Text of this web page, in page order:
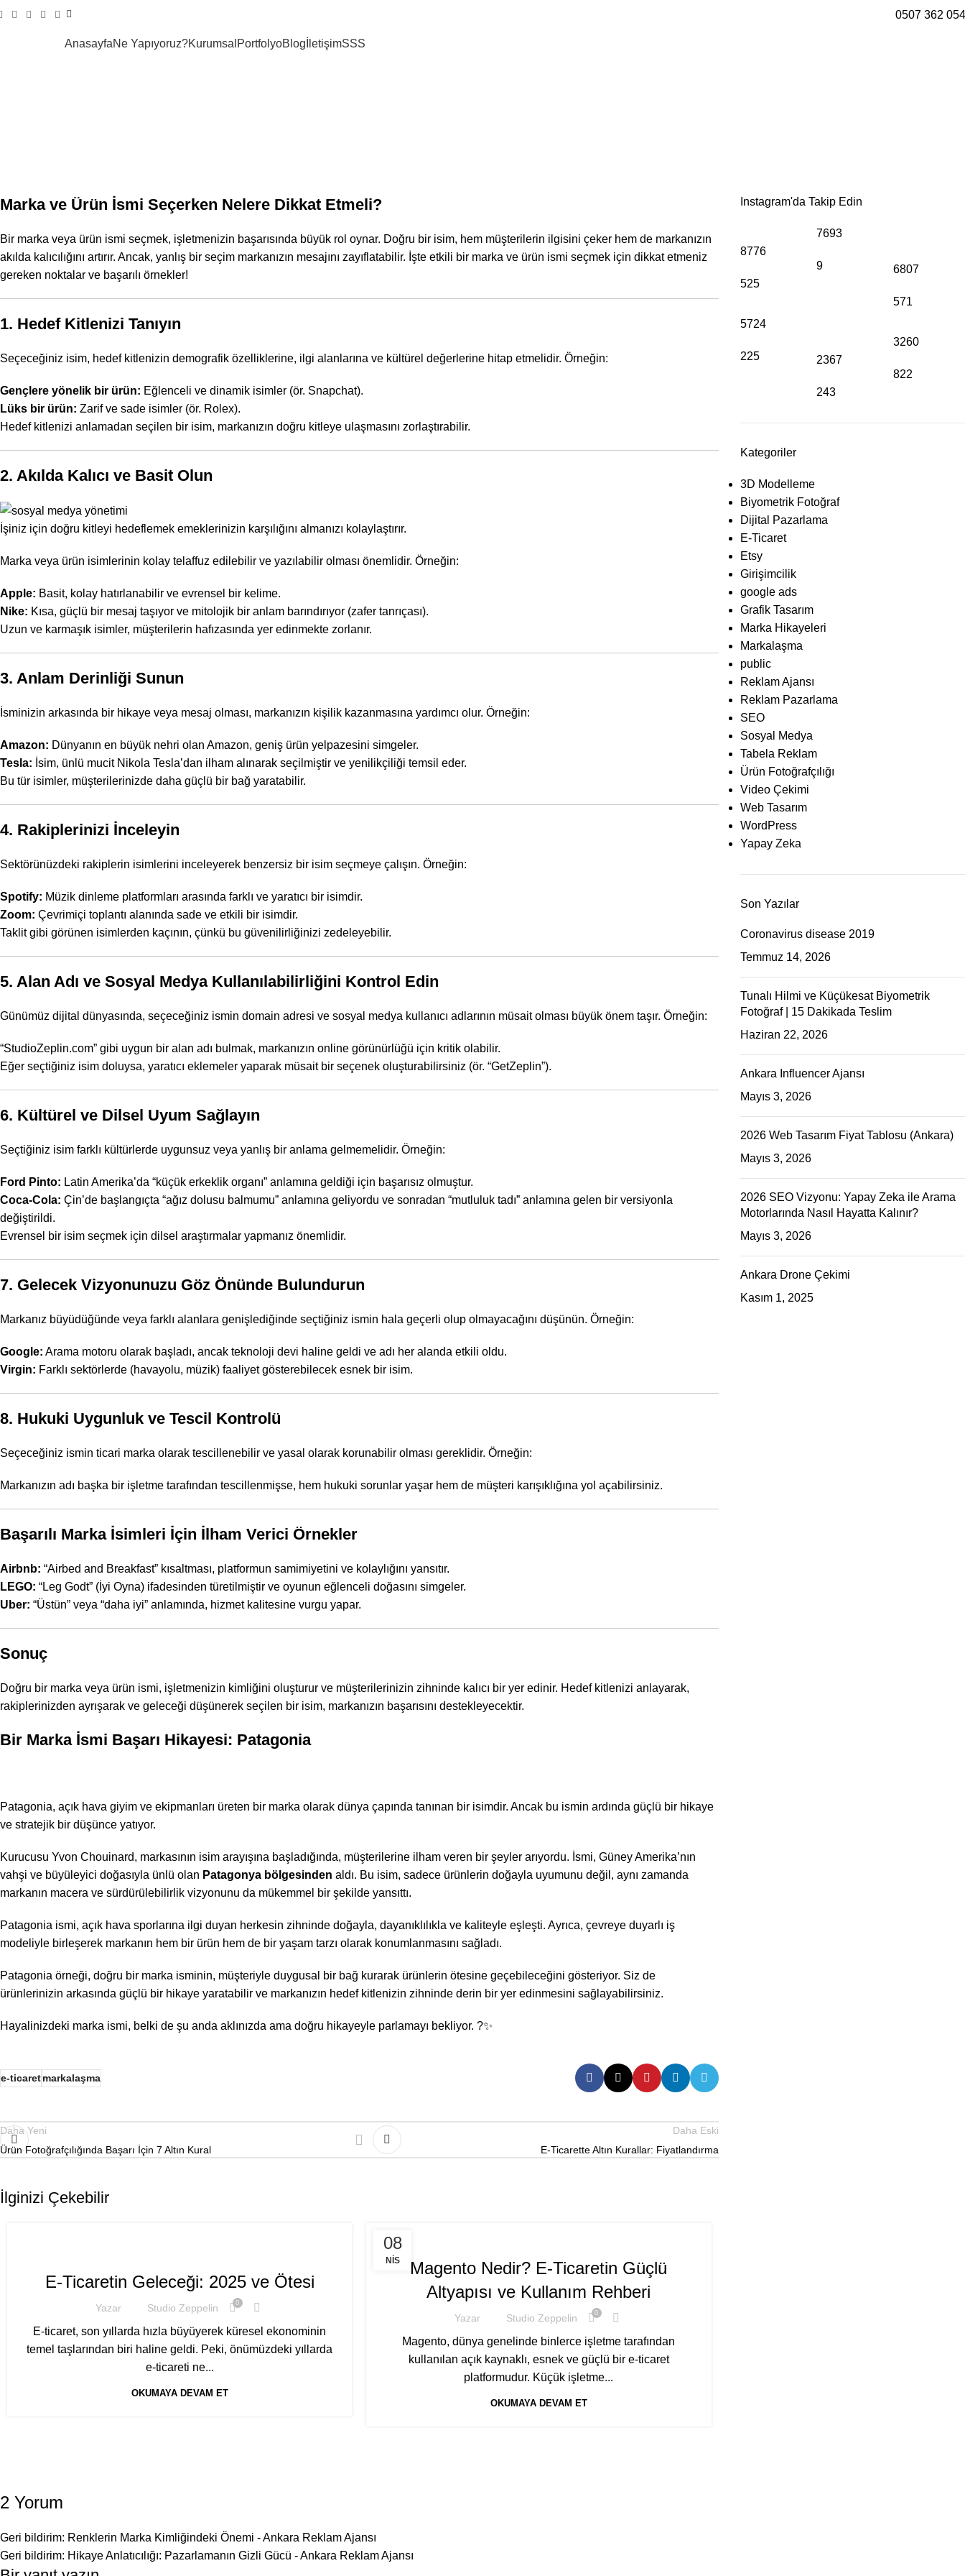
0507 362
AnasayfaNe Yapıyoruz?Kurumsal PortfolyoBlog İletişimSSS
Marka ve Ürün İsmi Seçerken Nelere Dikkat Etmeli?
Bir marka veya ürün ismi seçmek, işletmenizin başarısında büyük rol oynar. Doğru bir isim, hem müşterilerin ilgisini çeker hem de markanızın
akılda kalıcılığını artırır. Ancak, yanlış bir seçim markanızın mesajını zayıflatabilir. İşte etkili bir marka ve ürün ismi seçmek için dikkat etmeniz
gereken noktalar ve başarılı örnekler!
1. Hedef Kitlenizi Tanıyın
Seçeceğiniz isim, hedef kitlenizin demografik özelliklerine, ilgi alanlarına ve kültürel değerlerine hitap etmelidir. Örneğin:
Gençlere yönelik bir ürün: Eğlenceli ve dinamik isimler (ör. Snapchat).
Lüks bir ürün: Zarif ve sade isimler (ör. Rolex).
Hedef kitlenizi anlamadan seçilen bir isim, markanızın doğru kitleye ulaşmasını zorlaştırabilir.
2. Akılda Kalıcı ve Basit Olun
İşiniz için doğru kitleyi hedeflemek emeklerinizin karşılığını almanızı kolaylaştırır.
Marka veya ürün isimlerinin kolay telaffuz edilebilir ve yazılabilir olması önemlidir. Örneğin:
Apple: Basit, kolay hatırlanabilir ve evrensel bir kelime.
Nike: Kısa, güçlü bir mesaj taşıyor ve mitolojik bir anlam barındırıyor (zafer tanrıçası).
Uzun ve karmaşık isimler, müşterilerin hafızasında yer edinmekte zorlanır.
3. Anlam Derinliği Sunun
İsminizin arkasında bir hikaye veya mesaj olması, markanızın kişilik kazanmasına yardımcı olur. Örneğin:
Amazon: Dünyanın en büyük nehri olan Amazon, geniş ürün yelpazesini simgeler.
Tesla: İsim, ünlü mucit Nikola Tesla’dan ilham alınarak seçilmiştir ve yenilikçiliği temsil eder.
Bu tür isimler, müşterilerinizde daha güçlü bir bağ yaratabilir.
4. Rakiplerinizi İnceleyin
Sektörünüzdeki rakiplerin isimlerini inceleyerek benzersiz bir isim seçmeye çalışın. Örneğin:
Spotify: Müzik dinleme platformları arasında farklı ve yaratıcı bir isimdir.
Zoom: Çevrimiçi toplantı alanında sade ve etkili bir isimdir.
Taklit gibi görünen isimlerden kaçının, çünkü bu güvenilirliğinizi zedeleyebilir.
5. Alan Adı ve Sosyal Medya Kullanılabilirliğini Kontrol Edin
Günümüz dijital dünyasında, seçeceğiniz ismin domain adresi ve sosyal medya kullanıcı adlarının müsait olması büyük önem taşır. Örneğin:
“StudioZeplin.com” gibi uygun bir alan adı bulmak, markanızın online görünürlüğü için kritik olabilir.
Eğer seçtiğiniz isim doluysa, yaratıcı eklemeler yaparak müsait bir seçenek oluşturabilirsiniz (ör. “GetZeplin”).
6. Kültürel ve Dilsel Uyum Sağlayın
Seçtiğiniz isim farklı kültürlerde uygunsuz veya yanlış bir anlama gelmemelidir. Örneğin:
Ford Pinto: Latin Amerika’da “küçük erkeklik organı” anlamına geldiği için başarısız olmuştur.
Coca-Cola: Çin’de başlangıçta “ağız dolusu balmumu” anlamına geliyordu ve sonradan “mutluluk tadı” anlamına gelen bir versiyonla
değiştirildi.
Evrensel bir isim seçmek için dilsel araştırmalar yapmanız önemlidir.
7. Gelecek Vizyonunuzu Göz Önünde Bulundurun
Markanız büyüdüğünde veya farklı alanlara genişlediğinde seçtiğiniz ismin hala geçerli olup olmayacağını düşünün. Örneğin:
Google: Arama motoru olarak başladı, ancak teknoloji devi haline geldi ve adı her alanda etkili oldu.
Virgin: Farklı sektörlerde (havayolu, müzik) faaliyet gösterebilecek esnek bir isim.
8. Hukuki Uygunluk ve Tescil Kontrolü
Seçeceğiniz ismin ticari marka olarak tescillenebilir ve yasal olarak korunabilir olması gereklidir. Örneğin:
Markanızın adı başka bir işletme tarafından tescillenmişse, hem hukuki sorunlar yaşar hem de müşteri karışıklığına yol açabilirsiniz.
Başarılı Marka İsimleri İçin İlham Verici Örnekler
Airbnb: “Airbed and Breakfast” kısaltması, platformun samimiyetini ve kolaylığını yansıtır.
LEGO: “Leg Godt” (İyi Oyna) ifadesinden türetilmiştir ve oyunun eğlenceli doğasını simgeler.
Uber: “Üstün” veya “daha iyi” anlamında, hizmet kalitesine vurgu yapar.
Sonuç
Doğru bir marka veya ürün ismi, işletmenizin kimliğini oluşturur ve müşterilerinizin zihninde kalıcı bir yer edinir. Hedef kitlenizi anlayarak,
rakiplerinizden ayrışarak ve geleceği düşünerek seçilen bir isim, markanızın başarısını destekleyecektir.
Bir Marka İsmi Başarı Hikayesi: Patagonia
Patagonia, açık hava giyim ve ekipmanları üreten bir marka olarak dünya çapında tanınan bir isimdir. Ancak bu ismin ardında güçlü bir hikaye
ve stratejik bir düşünce yatıyor.
Kurucusu Yvon Chouinard, markasının isim arayışına başladığında, müşterilerine ilham veren bir şeyler arıyordu. İsmi, Güney Amerika’nın
vahşi ve büyüleyici doğasıyla ünlü olan Patagonya bölgesinden aldı. Bu isim, sadece ürünlerin doğayla uyumunu değil, aynı zamanda
markanın macera ve sürdürülebilirlik vizyonunu da mükemmel bir şekilde yansıttı.
Patagonia ismi, açık hava sporlarına ilgi duyan herkesin zihninde doğayla, dayanıklılıkla ve kaliteyle eşleşti. Ayrıca, çevreye duyarlı iş
modeliyle birleşerek markanın hem bir ürün hem de bir yaşam tarzı olarak konumlanmasını sağladı.
Patagonia örneği, doğru bir marka isminin, müşteriyle duygusal bir bağ kurarak ürünlerin ötesine geçebileceğini gösteriyor. Siz de
ürünlerinizin arkasında güçlü bir hikaye yaratabilir ve markanızın hedef kitlenizin zihninde derin bir yer edinmesini sağlayabilirsiniz.
Hayalinizdeki marka ismi, belki de şu anda aklınızda ama doğru hikayeyle parlamayı bekliyor. ?✨
e-ticaretmarkalaşma
Daha Yeni
Ürün Fotoğrafçılığında Başarı İçin 7 Altın Kural
Daha Eski
E-Ticarette Altın Kurallar: Fiyatlandırma
İlginizi Çekebilir
E-Ticaretin Geleceği: 2025 ve Ötesi
Yazar Studio Zeppelin 0
E-ticaret, son yıllarda hızla büyüyerek küresel ekonominin
temel taşlarından biri haline geldi. Peki, önümüzdeki yıllarda
e-ticareti ne...
OKUMAYA DEVAM ET
08
NIS
E-TICARET
Magento Nedir? E-Ticaretin Güçlü
Altyapısı ve Kullanım Rehberi
Yazar Studio Zeppelin 0
Magento, dünya genelinde binlerce işletme tarafından
kullanılan açık kaynaklı, esnek ve güçlü bir e-ticaret
platformudur. Küçük işletme...
OKUMAYA DEVAM ET
2 Yorum
Geri bildirim: Renklerin Marka Kimliğindeki Önemi - Ankara Reklam Ajansı
Geri bildirim: Hikaye Anlatıcılığı: Pazarlamanın Gizli Gücü - Ankara Reklam Ajansı
Instagram'da Takip Edin
8776
525
7693
9 6807
571
5724
225 2367
243
3260
822
Kategoriler
3D Modelleme
Biyometrik Fotoğraf
Dijital Pazarlama
E-Ticaret
Etsy
Girişimcilik
google ads
Grafik Tasarım
Marka Hikayeleri
Markalaşma
public
Reklam Ajansı
Reklam Pazarlama
SEO
Sosyal Medya
Tabela Reklam
Ürün Fotoğrafçılığı
Video Çekimi
Web Tasarım
WordPress
Yapay Zeka
Son Yazılar
Coronavirus disease 2019
Temmuz 14, 2026
Tunalı Hilmi ve Küçükesat Biyometrik
Fotoğraf | 15 Dakikada Teslim
Haziran 22, 2026
Ankara Influencer Ajansı
Mayıs 3, 2026
2026 Web Tasarım Fiyat Tablosu (Ankara)
Mayıs 3, 2026
2026 SEO Vizyonu: Yapay Zeka ile Arama
Motorlarında Nasıl Hayatta Kalınır?
Mayıs 3, 2026
Ankara Drone Çekimi
Kasım 1, 2025